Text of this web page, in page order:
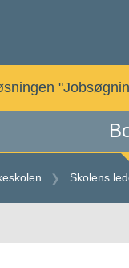
Skolens